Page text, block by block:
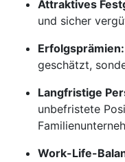
Attraktives
und sicher
Erfolgsprämien:
geschätzt,
Langfristige
unbefristete
Work-Life-